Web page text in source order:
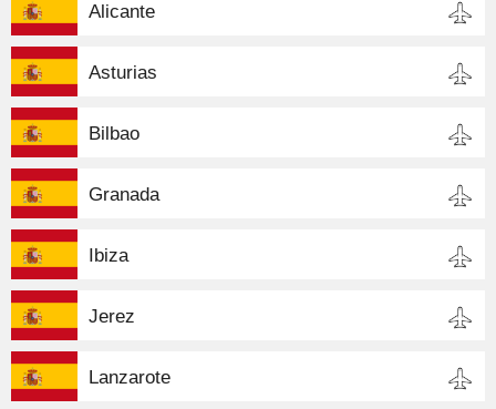
Alicante
Asturias
Bilbao
Granada
Ibiza
Jerez
Lanzarote